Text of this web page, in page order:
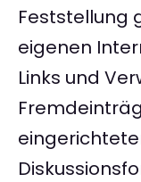
Feststellung
eigenen
Links und